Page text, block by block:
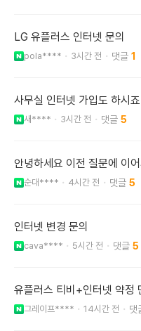
LG 유플러스 인터넷 문의
pola**** 3시간 전 1
사무실 인터넷 가입도 하시
새**** 3시간 전 5
안녕하세요 이전 질문에 이
순대**** 4시간 전 5
인터넷 변경 문의
cava**** 5시간 전 5
유플러스 티비+인터넷 약정
그레이프**** 14시간 전